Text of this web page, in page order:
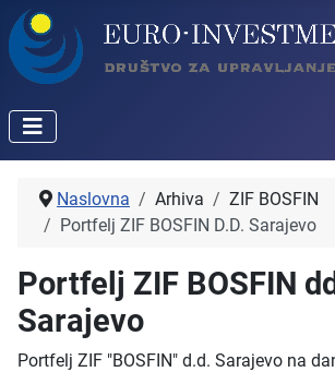
Naslovna Arhiva
ZIF BOSFIN
Portfelj ZIF BOSFIN D.D. Sarajevo
Portfelj ZIF BOSFIN dd
Sarajevo
Portfelj ZIF "BOSFIN" d.d. Sarajevo na